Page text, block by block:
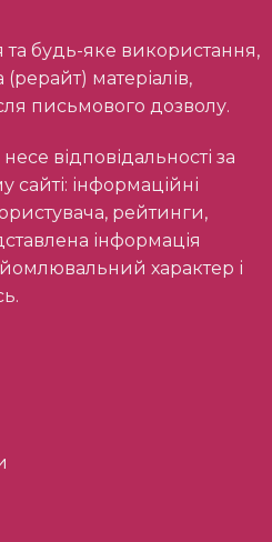
матеріалів,
письмового дозволу.
сайті: інформаційні
рейтинги,
інформація
характер і